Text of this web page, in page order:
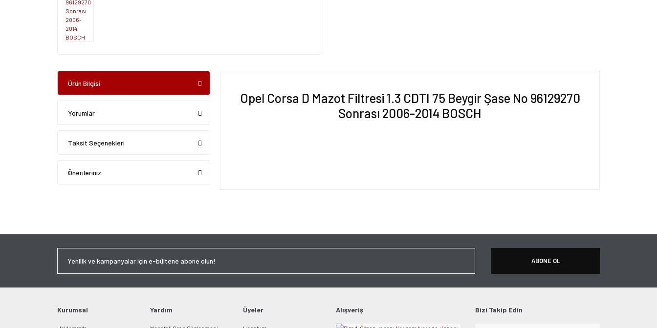
Ürün Bilgisi
Yorumlar
Taksit Seçenekleri
Önerileriniz
Opel Corsa D Mazot Filtresi 1.3 CDTI 75 Beygir Şase No 96129270
Sonrası 2006-2014 BOSCH
Ürün bilgilerinde hatalar bulunuyor.
Ürün fiyatı diğer sitelerden daha pahalı.
ABONE OL
Kurumsal Yardım Üyeler Alışveriş Bizi Takip Edin